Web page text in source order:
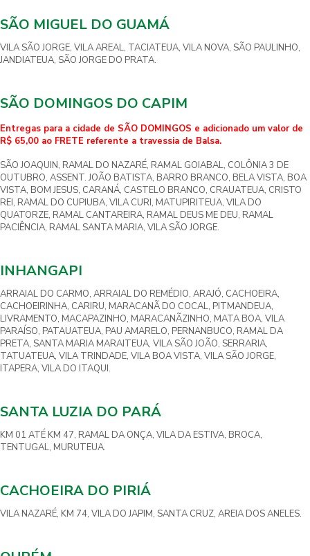
SÃO MIGUEL DO GUAMÁ
VILA SÃO JORGE, VILA AREAL, TACIATEUA, VILA NOVA, SÃO PAULINHO,
JANDIATEUA, SÃO JORGE DO PRATA.
SÃO DOMINGOS DO CAPIM
Entregas para a cidade de SÃO DOMINGOS e adicionado um valor de
R$ 65,00 ao FRETE referente a travessia de Balsa.
SÃO JOAQUIN, RAMAL DO NAZARÉ, RAMAL GOIABAL, COLÔNIA 3 DE
OUTUBRO, ASSENT. JOÃO BATISTA, BARRO BRANCO, BELA VISTA, BOA
VISTA, BOM JESUS, CARANÁ, CASTELO BRANCO, CRAUATEUA, CRISTO
REI, RAMAL DO CUPIUBA, VILA CURI, MATUPIRITEUA, VILA DO
QUATORZE, RAMAL CANTAREIRA, RAMAL DEUS ME DEU, RAMAL
PACIÊNCIA, RAMAL SANTA MARIA, VILA SÃO JORGE.
INHANGAPI
ARRAIAL DO CARMO, ARRAIAL DO REMÉDIO, ARAJÓ, CACHOEIRA,
CACHOEIRINHA, CARIRU, MARACANÃ DO COCAL, PITMANDEUA,
LIVRAMENTO, MACAPAZINHO, MARACANÃZINHO, MATA BOA, VILA
PARAÍSO, PATAUATEUA, PAU AMARELO, PERNANBUCO, RAMAL DA
PRETA, SANTA MARIA MARAITEUA, VILA SÃO JOÃO, SERRARIA,
TATUATEUA, VILA TRINDADE, VILA BOA VISTA, VILA SÃO JORGE,
ITAPERA, VILA DO ITAQUI.
SANTA LUZIA DO PARÁ
KM 01 ATÉ KM 47, RAMAL DA ONÇA, VILA DA ESTIVA, BROCA,
TENTUGAL, MURUTEUA.
CACHOEIRA DO PIRIÁ
VILA NAZARÉ, KM 74, VILA DO JAPIM, SANTA CRUZ, AREIA DOS ANELES.